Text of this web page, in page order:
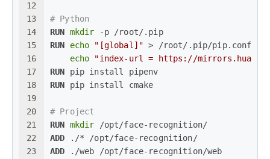
12
13
14
15
16
17
18
19
20
21
22
23
# Python
RUN mkdir -p /root/.pip
RUN
echo "[global]" > /root/.pip/pip.conf
echo
"index-url = https://
RUN pip install pipenv
RUN pip install cmake
# Project
RUN mkdir /opt/face-recognition/
ADD ./* /opt/face-recognition/
ADD ./web /opt/face-recognition/web